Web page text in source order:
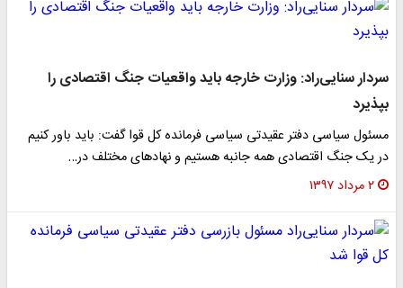
سردار سنایی‌راد: وزارت خارجه باید واقعیات جنگ اقتصادی را
بپذیرد
مسئول سیاسی دفتر عقیدتی سیاسی فرمانده کل قوا گفت: باید باور کنیم
در یک جنگ اقتصادی همه جانبه هستیم و نهاد‌های مختلف در…
۲ مرداد ۱۳۹۷